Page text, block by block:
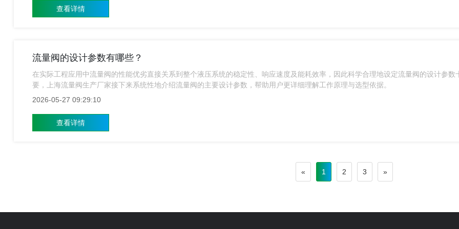
查看详情
流量阀的设计参数有哪些？
在实际工程应用中流量阀的性能优劣直接关系到整个液压系统的稳定性、响应速度及能耗效率，因此科学合理地设定流量阀的设计参数
要，上海流量阀生产厂家接下来系统性地介绍流量阀的主要设计参数，帮助用户更详细理解工作原理与选型依据。
2026-05-27 09:29:10
查看详情
« 1 2 3 »